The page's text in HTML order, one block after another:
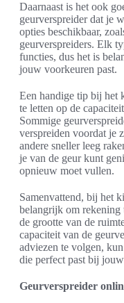
Daarnaast is het ook
geurverspreider dat je
opties beschikbaar,
geurverspreiders. Elk
functies, dus het is
jouw voorkeuren past.
Een handige tip bij het
te letten op de
Sommige
verspreiden voordat je
andere sneller leeg
je van de geur kunt
opnieuw moet vullen.
Samenvattend, bij het
belangrijk om rekening
de grootte van de
capaciteit van de
adviezen te volgen,
die perfect past bij
Geurverspreider